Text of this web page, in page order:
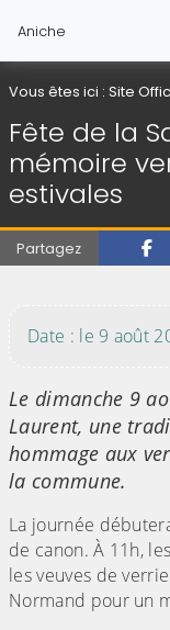
Aniche
Vous êtes ici : Site
Fête de la
mémoire
estivales
Partagez
Date : le 9 août
Le dimanche 9
Laurent, une
hommage aux
la commune.
La journée
de canon. À 11h,
les veuves de
Normand pour un